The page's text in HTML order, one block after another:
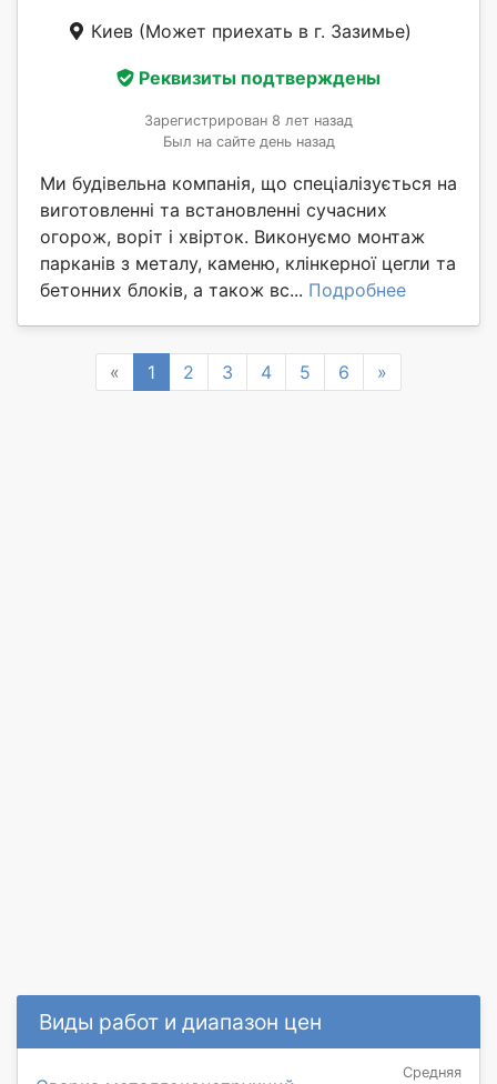
Виды работ и диапазон цен
Средняя
Киев (Может приехать в г. Зазимье)
Реквизиты подтверждены
Зарегистрирован 8 лет назад
Был на сайте день назад
Ми будівельна компанія, що спеціалізується на
виготовленні та встановленні сучасних
огорож, воріт і хвірток. Виконуємо монтаж
парканів з металу, каменю, клінкерної цегли та
бетонних блоків, а також вс... Подробнее
« Previous
1 2 3 4 5 6 »